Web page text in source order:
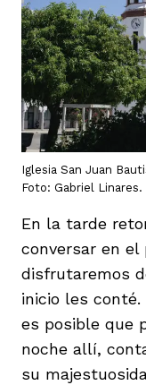
Iglesia San Juan
Foto: Gabriel Linares.
En la tarde
conversar en el
disfrutaremos
inicio les conté.
es posible que
noche allí,
su